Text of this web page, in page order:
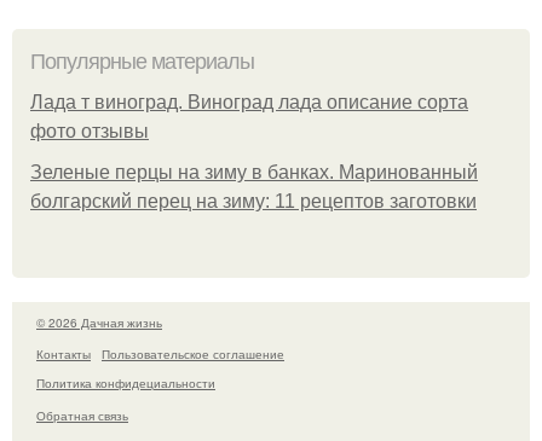
Популярные материалы
Лада т виноград. Виноград лада описание сорта
фото отзывы
Зеленые перцы на зиму в банках. Маринованный
болгарский перец на зиму: 11 рецептов заготовки
© 2026 Дачная жизнь
Контакты
Пользовательское соглашение
Политика конфидециальности
Обратная связь